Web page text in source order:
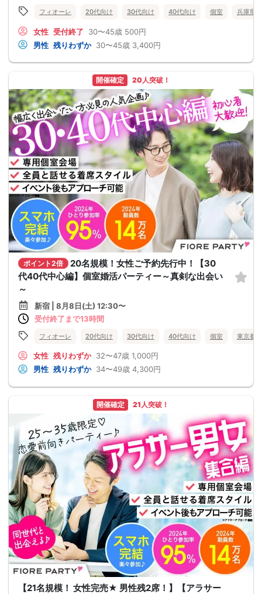
フィオーレ 20代向け 30代向け 40代向け 個室 兵庫県
女性 受付終了 30〜45歳 500円
男性 残りわずか 30〜45歳 3,400円
開催確定 20人突破！
ポイント2倍
20名規模！女性ご予約先行中！【30
代40代中心編】個室婚活パーティー～真剣な出会い
～
新宿 | 8月8日(土) 12:30〜
受付終了まで13時間
フィオーレ 20代向け 30代向け 40代向け 個室 東京都
女性 残りわずか 32〜47歳 1,000円
男性 残りわずか 34〜49歳 4,300円
開催確定 21人突破！
【21名規模！ 女性完売★ 男性残2席！】【アラサー